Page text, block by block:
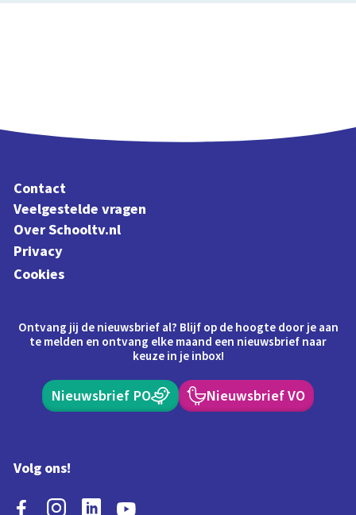
Contact
Veelgestelde vragen
Over Schooltv.nl
Privacy
Cookies
Ontvang jij de nieuwsbrief al? Blijf op de hoogte door je aan
te melden en ontvang elke maand een nieuwsbrief naar
keuze in je inbox!
Nieuwsbrief PO Nieuwsbrief VO
Volg ons!